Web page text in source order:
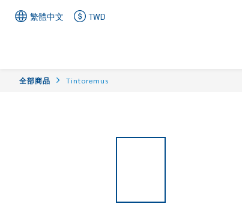
繁體中文 TWD
全部商品 Tintoremus